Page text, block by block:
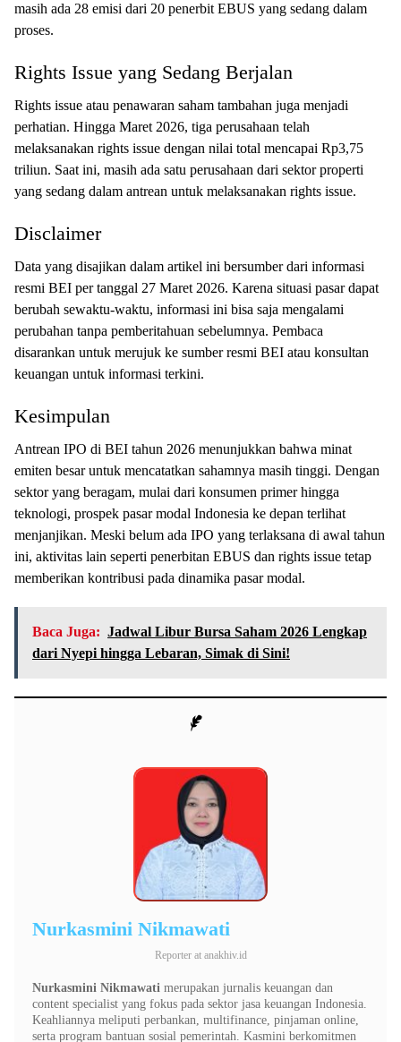
masih ada 28 emisi dari 20 penerbit EBUS yang sedang dalam
proses.
Rights Issue yang Sedang Berjalan
Rights issue atau penawaran saham tambahan juga menjadi
perhatian. Hingga Maret 2026, tiga perusahaan telah
melaksanakan rights issue dengan nilai total mencapai Rp3,75
triliun. Saat ini, masih ada satu perusahaan dari sektor properti
yang sedang dalam antrean untuk melaksanakan rights issue.
Disclaimer
Data yang disajikan dalam artikel ini bersumber dari informasi
resmi BEI per tanggal 27 Maret 2026. Karena situasi pasar dapat
berubah sewaktu-waktu, informasi ini bisa saja mengalami
perubahan tanpa pemberitahuan sebelumnya. Pembaca
disarankan untuk merujuk ke sumber resmi BEI atau konsultan
keuangan untuk informasi terkini.
Kesimpulan
Antrean IPO di BEI tahun 2026 menunjukkan bahwa minat
emiten besar untuk mencatatkan sahamnya masih tinggi. Dengan
sektor yang beragam, mulai dari konsumen primer hingga
teknologi, prospek pasar modal Indonesia ke depan terlihat
menjanjikan. Meski belum ada IPO yang terlaksana di awal tahun
ini, aktivitas lain seperti penerbitan EBUS dan rights issue tetap
memberikan kontribusi pada dinamika pasar modal.
Baca Juga: Jadwal Libur Bursa Saham 2026 Lengkap
dari Nyepi hingga Lebaran, Simak di Sini!
Nurkasmini Nikmawati
Reporter at anakhiv.id
Nurkasmini Nikmawati merupakan jurnalis keuangan dan
content specialist yang fokus pada sektor jasa keuangan Indonesia.
Keahliannya meliputi perbankan, multifinance, pinjaman online,
serta program bantuan sosial pemerintah. Kasmini berkomitmen